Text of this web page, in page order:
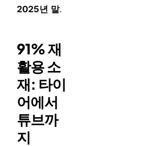
2025년 말.
91% 재
활용 소
재: 타이
어에서
튜브까
지